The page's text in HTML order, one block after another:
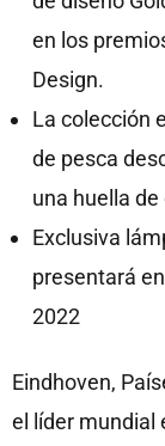
en los
Design.
La colección
de pesca
una huella
Exclusiva
presentará
2022
Eindhoven,
el líder mundial